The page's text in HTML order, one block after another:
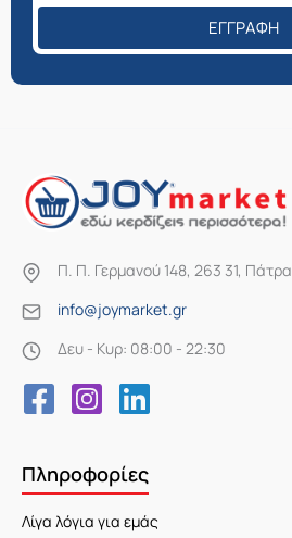
ΕΓΓΡΑΦΉ
Π. Π. Γερμανού 148, 263 31, Πάτρα
info@joymarket.gr
Δευ - Κυρ: 08:00 - 22:30
Πληροφορίες
Λίγα λόγια για εμάς